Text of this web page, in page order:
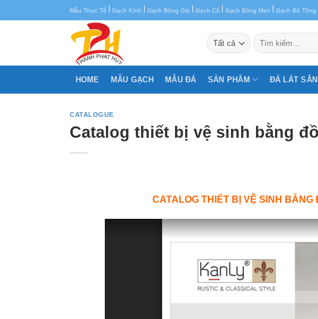
đến
Mẫu Thực Tế | Gạch Kính | Gạch Bông Gió | Gạch Cổ | Gạch Bông Men | Gạch Bê Tông
Tìm
kiếm:
HOME MẪU GẠCH MẪU ĐÁ SẢN PHẨM ĐÁ LÁT SÂN
CATALOGUE
Catalog thiết bị vệ sinh bằng
CATALOG THIẾT BỊ VỆ SINH BẰNG